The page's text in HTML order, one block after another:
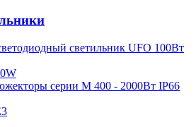
светильник UFO 100Вт
серии М 400 - 2000Вт IP66